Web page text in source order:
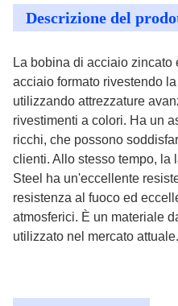
Descrizione del
La bobina di acciaio zincato
acciaio formato rivestendo
utilizzando attrezzature
rivestimenti a colori. Ha un
ricchi, che possono
clienti. Allo stesso tempo, la
Steel ha un'eccellente
resistenza al fuoco ed
atmosferici. È un materiale
utilizzato nel mercato attuale.